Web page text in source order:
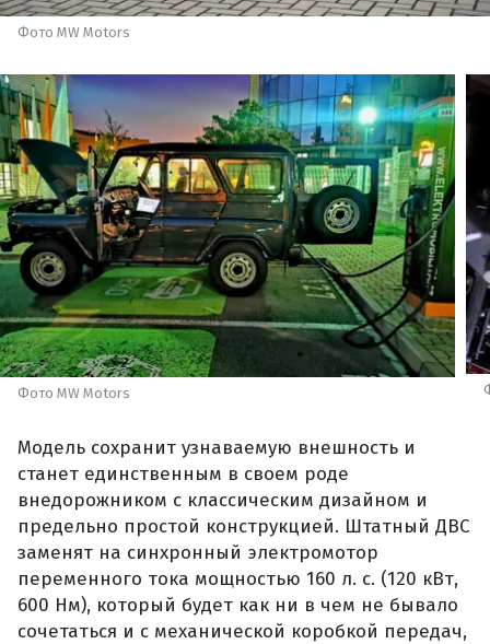
Фото MW Motors
Фото MW Motors
Модель сохранит узнаваемую внешность и
станет единственным в своем роде
внедорожником с классическим дизайном и
предельно простой конструкцией. Штатный ДВС
заменят на синхронный электромотор
переменного тока мощностью 160 л. с. (120 кВт,
600 Нм), который будет как ни в чем не бывало
сочетаться и с механической коробкой передач,